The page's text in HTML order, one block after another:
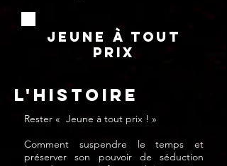
jeune à tout
prix
L'Histoire
Rester « Jeune à tout prix ! »
Comment suspendre le temps et
préserver son pouvoir de séduction